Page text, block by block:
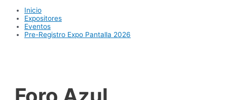
Inicio
Expositores
Eventos
Pre-Registro Expo Pantalla 2026